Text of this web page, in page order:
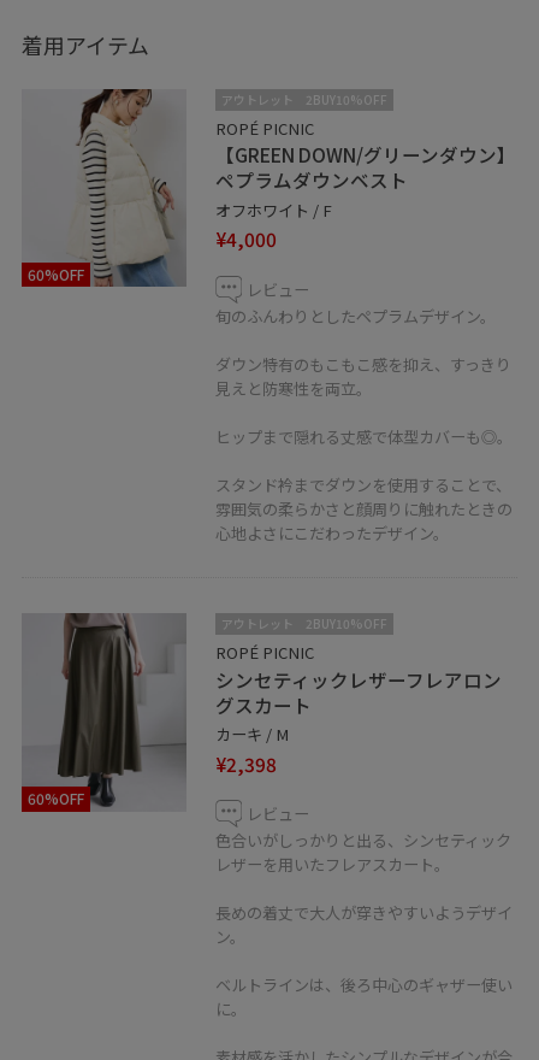
個人的にこのスカートはかなりオススメです！！
シワになりにくく、歩いても足にまとわり付かず、とて
も着やすいです。
初秋を是非このコーディネートで楽しく過ごしてみてく
着用アイテム
60%OFF
アウトレット 2BUY10%OFF
ROPÉ PICNIC
【GREEN DOWN/グリーンダウン】
ペプラムダウンベスト
オフホワイト / F
¥4,000
レビュー
旬のふんわりとしたペプラムデザイン。
ダウン特有のもこもこ感を抑え、すっきり
見えと防寒性を両立。
ヒップまで隠れる丈感で体型カバーも◎。
スタンド衿までダウンを使用することで、
雰囲気の柔らかさと顔周りに触れたときの
心地よさにこだわったデザイン。
60%OFF
アウトレット 2BUY10%OFF
ROPÉ PICNIC
シンセティックレザーフレアロン
グスカート
カーキ / M
¥2,398
レビュー
色合いがしっかりと出る、シンセティック
レザーを用いたフレアスカート。
長めの着丈で大人が穿きやすいようデザイ
ン。
ベルトラインは、後ろ中心のギャザー使い
に。